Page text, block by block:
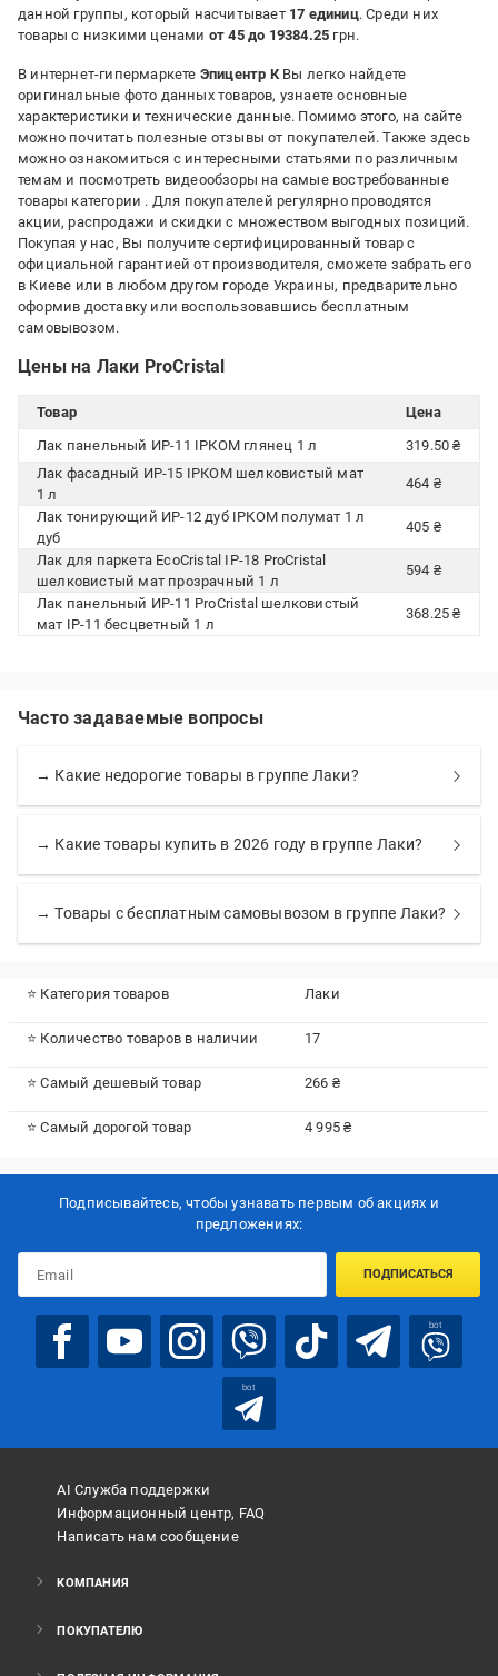
данной группы, который насчитывает 17 единиц. Среди них
товары с низкими ценами от 45 до 19384.25 грн.
В интернет-гипермаркете Эпицентр КВы легко найдете
оригинальные фото данных товаров, узнаете основные
характеристики и технические данные. Помимо этого, на сайте
можно почитать полезные отзывы от покупателей. Также здесь
можно ознакомиться с интересными статьями по различным
темам и посмотреть видеообзоры на самые востребованные
товары категории . Для покупателей регулярно проводятся
акции, распродажи и скидки с множеством выгодных позиций.
Покупая у нас, Вы получите сертифицированный товар с
официальной гарантией от производителя, сможете забрать его
в Киеве или в любом другом городе Украины, предварительно
оформив доставку или воспользовавшись бесплатным
самовывозом.
Цены на Лаки ProCristal
Товар
Цена
Лак панельный ИР-11 ІРКОМ глянец 1 л
319.50 ₴
Лак фасадный ИР-15 ІРКОМ шелковистый мат
1 л
464 ₴
Лак тонирующий ИР-12 дуб ІРКОМ полумат 1 л
дуб
405 ₴
Лак для паркета EcoCristal ІР-18 ProCristal
шелковистый мат прозрачный 1 л
594 ₴
Лак панельный ИР-11 ProCristal шелковистый
мат ІР-11 бесцветный 1 л
368.25 ₴
Часто задаваемые вопросы
→ Какие недорогие товары в группе Лаки?
→ Какие товары купить в 2026 году в группе Лаки?
→ Товары с бесплатным самовывозом в группе Лаки?
⭐ Категория товаров Лаки
⭐ Количество товаров в наличии 17
⭐ Самый дешевый товар 266 ₴
⭐ Самый дорогой товар 4 995 ₴
Подписывайтесь, чтобы узнавать первым об акцияx и
предложениях:
ПОДПИСАТЬСЯ
bot
bot
AI Служба поддержки
Информационный центр, FAQ
Написать нам сообщение
КОМПАНИЯ
ПОКУПАТЕЛЮ